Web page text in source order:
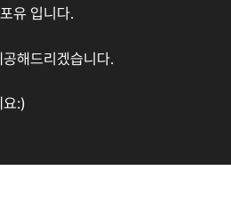
유 입니다.
해드리겠습니다.
요:)